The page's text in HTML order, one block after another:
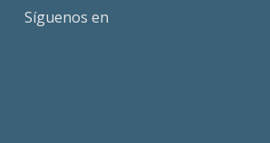
Síguenos en